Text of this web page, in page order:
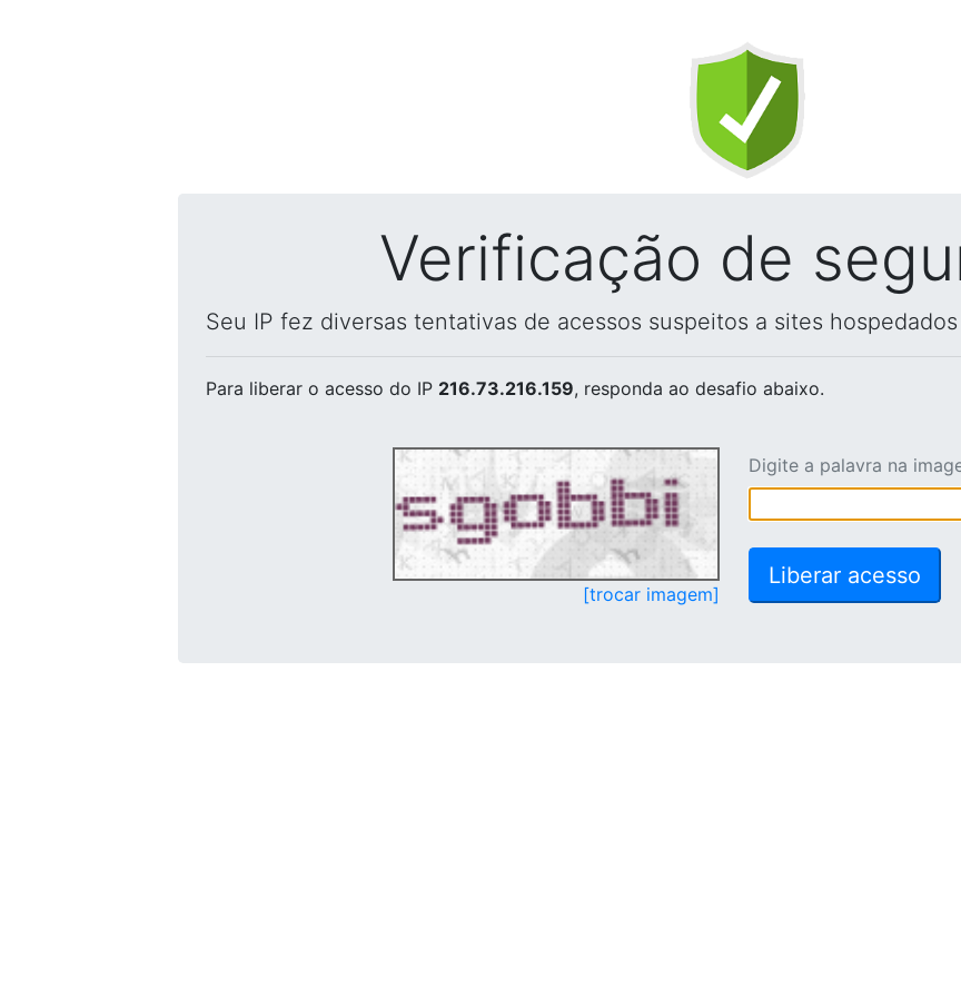
Verificação de
Seu IP fez diversas tentativas de acessos suspeitos a sites
Para liberar o acesso do IP 216.73.216.159, responda ao desafio abaixo.
[trocar imagem]
Digite a palavra na